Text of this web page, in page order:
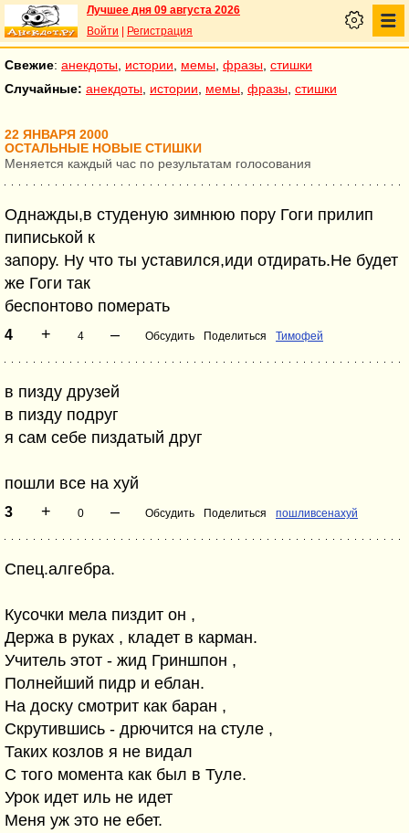
Лучшее дня 09 августа 2026
Войти
Регистрация
Свежие: анекдоты истории мемы фразы стишки
Случайные: анекдоты истории мемы фразы стишки
22 ЯНВАРЯ 2000
ОСТАЛЬНЫЕ НОВЫЕ СТИШКИ
Меняется каждый час по результатам голосования
Однажды,в студеную зимнюю пору Гоги прилип
пиписькой к
запору. Ну что ты уставился,иди отдирать.Не будет
же Гоги так
беспонтово померать
4 + 4 – Обсудить Поделиться Тимофей
в пизду друзей
в пизду подруг
я сам себе пиздатый друг
пошли все на хуй
3 + 0 – Обсудить Поделиться пошливсенахуй
Спец.алгебра.
Кусочки мела пиздит он ,
Держа в руках , кладет в карман.
Учитель этот - жид Гриншпон ,
Полнейший пидр и еблан.
На доску смотрит как баран ,
Скрутившись - дрючится на стуле ,
Таких козлов я не видал
С того момента как был в Туле.
Урок идет иль не идет
Меня уж это не ебет.